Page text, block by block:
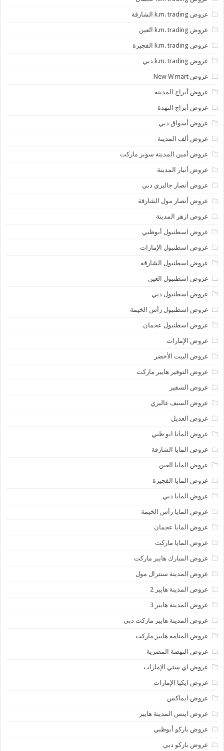
عروض k.m. trading الشارقة
عروض k.m. trading العين
عروض k.m. trading الفجيرة
عروض k.m. trading دبي
عروض New W mart
عروض أبراج المدينة
عروض أبراج النهدة
عروض أسواق دبي
عروض ألف المدينة
عروض أمين المدينة سوبر ماركت
عروض أنبار المدينة
عروض أنصار جاليري دبي
عروض أنصار مول الشارقة
عروض ازهر المدينة
عروض اسطنبول أبوظبي
عروض اسطنبول الإمارات
عروض اسطنبول الشارقة
عروض اسطنبول العين
عروض اسطنبول دبي
عروض اسطنبول رأس الخيمة
عروض اسطنبول عجمان
عروض الإمارات
عروض البيت الأخضر
عروض التوفير هايبر ماركت
عروض السفير
عروض السيف غاليري
عروض العديل
عروض المايا ابو ظبي
عروض المايا الشارقة
عروض المايا العين
عروض المايا الفجيرة
عروض المايا دبي
عروض المايا رأس الخيمة
عروض المايا عجمان
عروض المايا ماركت
عروض المبارك هايبر ماركت
عروض المدينة سنترال مول
عروض المدينة هايبر 2
عروض المدينة هايبر 3
عروض المدينة هايبر ماركت دبي
عروض المنامة هايبر ماركت
عروض النهضة المصرية
عروض اي ستي الإمارات
عروض ايكيا الإمارات
عروض ايماكس
عروض اينس المدينة هايبر
عروض باركو أبوظبي
عروض باركو دبي